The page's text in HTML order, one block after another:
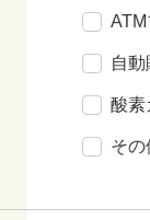
自
酸素
その